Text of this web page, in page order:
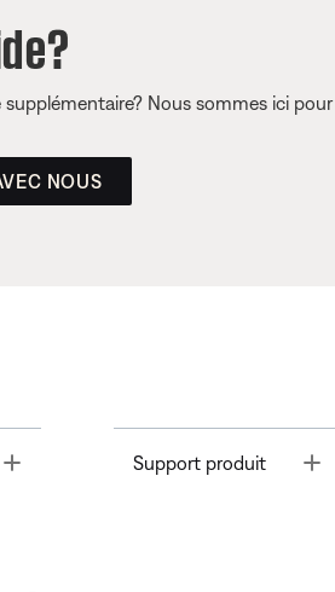
supplémentaire? Nous sommes ici
NOUS
Toggle Support produit